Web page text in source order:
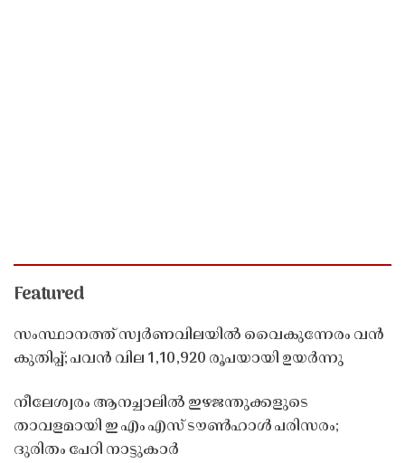
Featured
സംസ്ഥാനത്ത് സ്വർണവിലയിൽ വൈകുന്നേരം വൻ
കുതിപ്പ്; പവൻ വില 1,10,920 രൂപയായി ഉയർന്നു
നീലേശ്വരം ആനച്ചാലിൽ ഇഴജന്തുക്കളുടെ
താവളമായി ഇ എം എസ് ടൗൺഹാൾ പരിസരം;
ദുരിതം പേറി നാട്ടുകാർ